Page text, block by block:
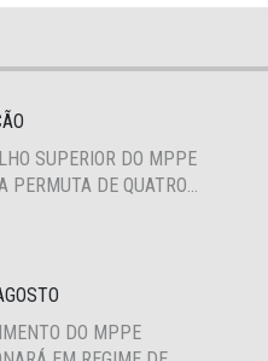
SUPERIOR DO MPPE
PERMUTA DE QUATRO
DO MPPE